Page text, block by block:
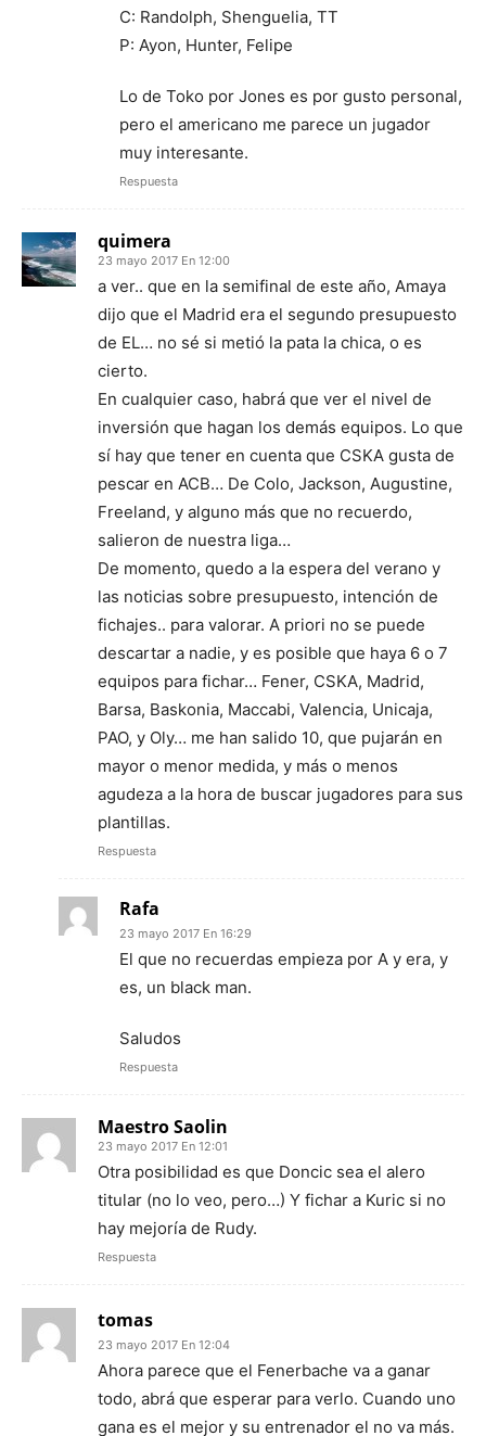
C: Randolph, Shenguelia, TT
P: Ayon, Hunter, Felipe
Lo de Toko por Jones es por gusto personal,
pero el americano me parece un jugador
muy interesante.
Respuesta
quimera
23 mayo 2017 En 12:00
a ver.. que en la semifinal de este año, Amaya
dijo que el Madrid era el segundo presupuesto
de EL… no sé si metió la pata la chica, o es
cierto.
En cualquier caso, habrá que ver el nivel de
inversión que hagan los demás equipos. Lo que
sí hay que tener en cuenta que CSKA gusta de
pescar en ACB… De Colo, Jackson, Augustine,
Freeland, y alguno más que no recuerdo,
salieron de nuestra liga…
De momento, quedo a la espera del verano y
las noticias sobre presupuesto, intención de
fichajes.. para valorar. A priori no se puede
descartar a nadie, y es posible que haya 6 o 7
equipos para fichar… Fener, CSKA, Madrid,
Barsa, Baskonia, Maccabi, Valencia, Unicaja,
PAO, y Oly… me han salido 10, que pujarán en
mayor o menor medida, y más o menos
agudeza a la hora de buscar jugadores para sus
plantillas.
Respuesta
Rafa
23 mayo 2017 En 16:29
El que no recuerdas empieza por A y era, y
es, un black man.
Saludos
Respuesta
Maestro Saolin
23 mayo 2017 En 12:01
Otra posibilidad es que Doncic sea el alero
titular (no lo veo, pero…) Y fichar a Kuric si no
hay mejoría de Rudy.
Respuesta
tomas
23 mayo 2017 En 12:04
Ahora parece que el Fenerbache va a ganar
todo, abrá que esperar para verlo. Cuando uno
gana es el mejor y su entrenador el no va más.